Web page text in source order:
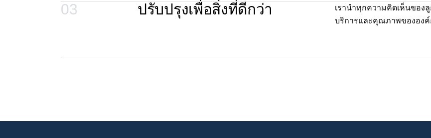
03 ปรับปรุงเพื่อสิ่งที่ดีกว่า
เรานำทุกความคิดเห็นของ
บริการและคุณภาพขององ